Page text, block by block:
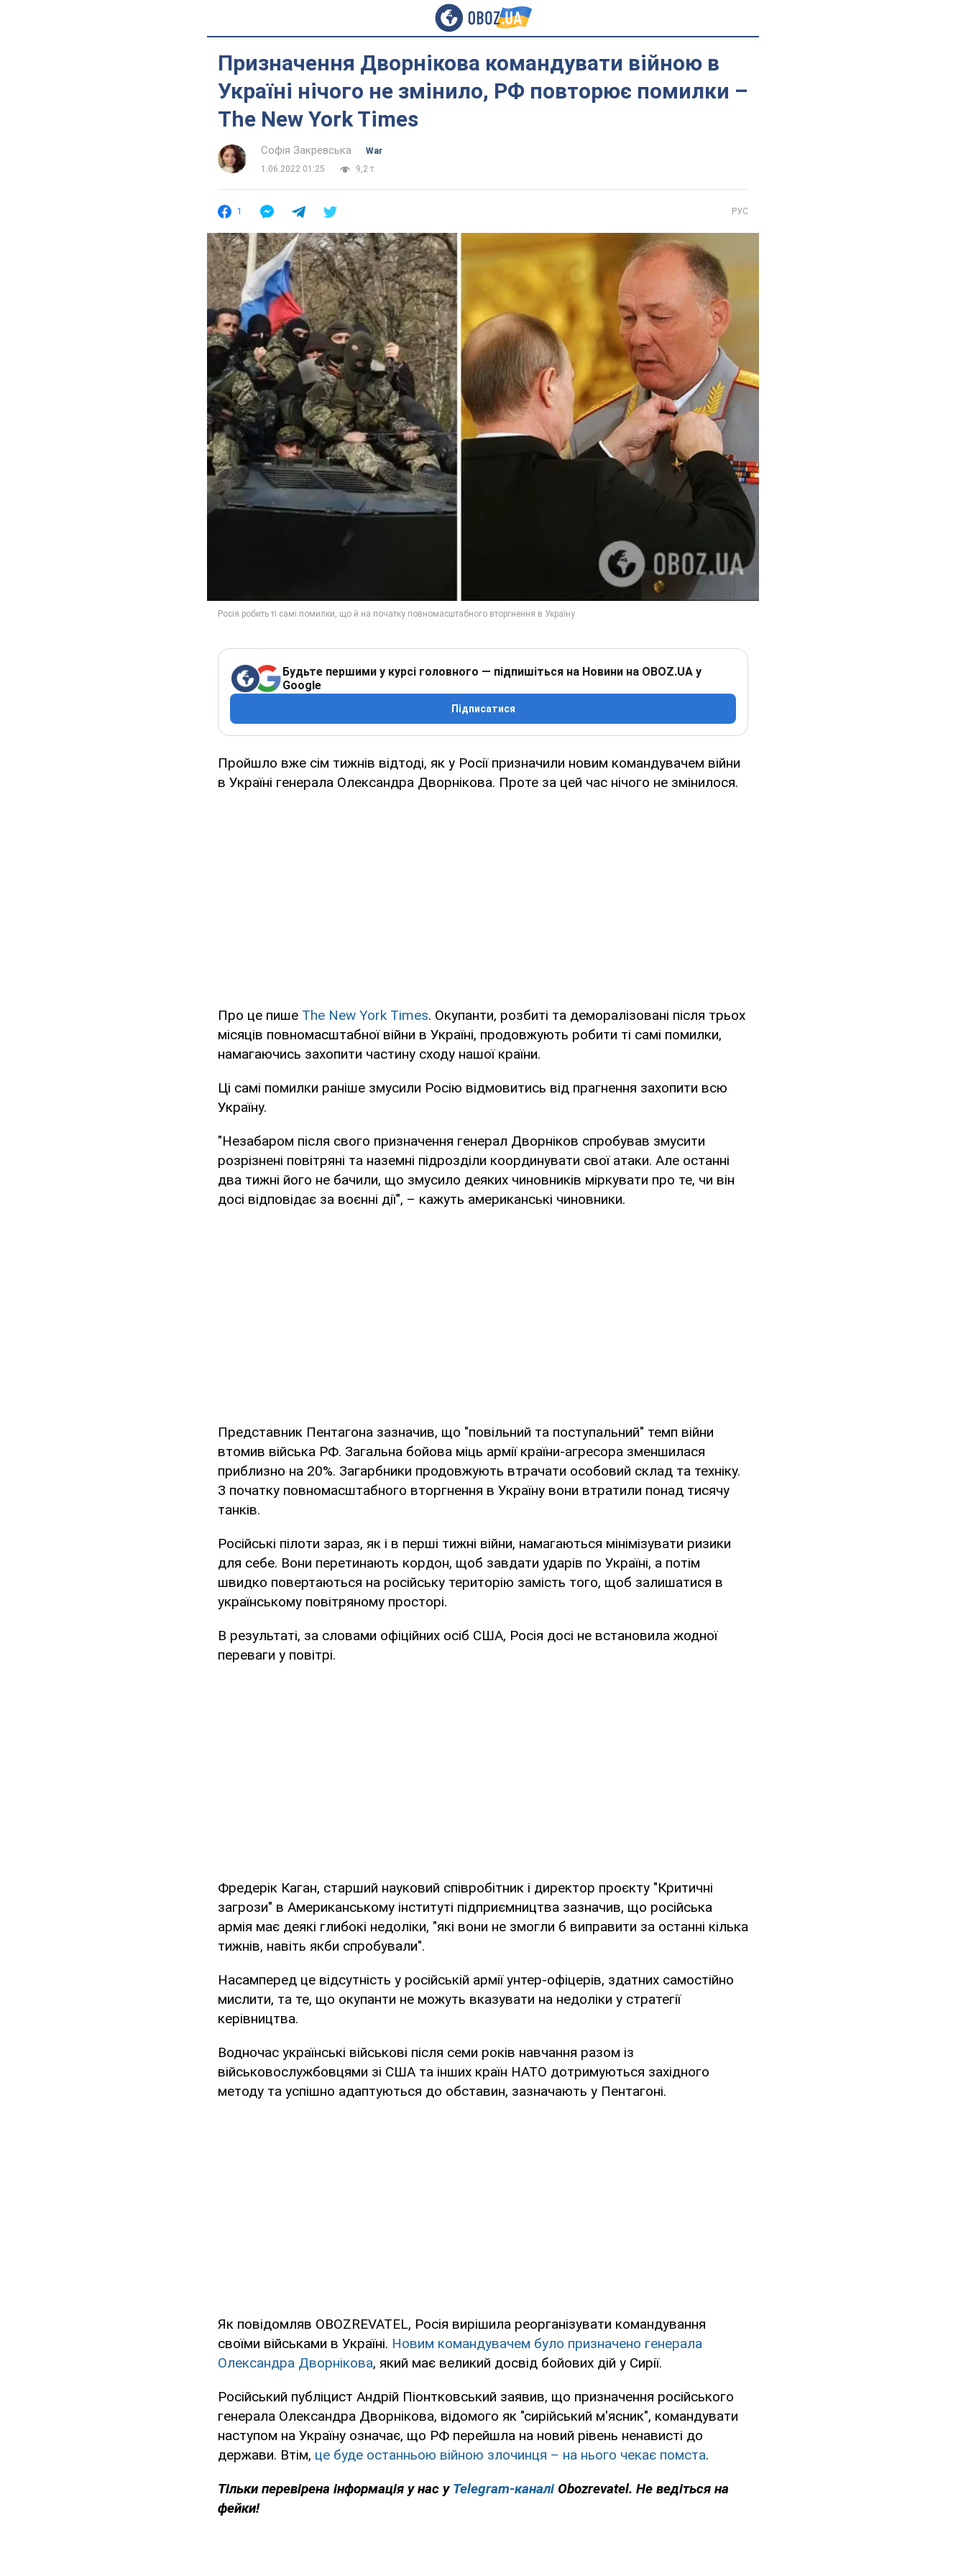
Призначення Дворнікова командувати війною в
Україні нічого не змінило, РФ повторює помилки –
The New York Times
Софія Закревська
War
1.06.2022 01:25
9,2 т.
1 РУС
Будьте першими у курсі головного — підпишіться на Новини на OBOZ.UA у
Google
Підписатися
Пройшло вже сім тижнів відтоді, як у Росії призначили новим командувачем війни
в Україні генерала Олександра Дворнікова. Проте за цей час нічого не змінилося.
Про це пише The New York Times. Окупанти, розбиті та деморалізовані після трьох
місяців повномасштабної війни в Україні, продовжують робити ті самі помилки,
намагаючись захопити частину сходу нашої країни.
Ці самі помилки раніше змусили Росію відмовитись від прагнення захопити всю
Україну.
"Незабаром після свого призначення генерал Дворніков спробував змусити
розрізнені повітряні та наземні підрозділи координувати свої атаки. Але останні
два тижні його не бачили, що змусило деяких чиновників міркувати про те, чи він
досі відповідає за воєнні дії", – кажуть американські чиновники.
Представник Пентагона зазначив, що "повільний та поступальний" темп війни
втомив війська РФ. Загальна бойова міць армії країни-агресора зменшилася
приблизно на 20%. Загарбники продовжують втрачати особовий склад та техніку.
З початку повномасштабного вторгнення в Україну вони втратили понад тисячу
танків.
Російські пілоти зараз, як і в перші тижні війни, намагаються мінімізувати ризики
для себе. Вони перетинають кордон, щоб завдати ударів по Україні, а потім
швидко повертаються на російську територію замість того, щоб залишатися в
українському повітряному просторі.
В результаті, за словами офіційних осіб США, Росія досі не встановила жодної
переваги у повітрі.
Фредерік Каган, старший науковий співробітник і директор проєкту "Критичні
загрози" в Американському інституті підприємництва зазначив, що російська
армія має деякі глибокі недоліки, "які вони не змогли б виправити за останні кілька
тижнів, навіть якби спробували".
Насамперед це відсутність у російській армії унтер-офіцерів, здатних самостійно
мислити, та те, що окупанти не можуть вказувати на недоліки у стратегії
керівництва.
Водночас українські військові після семи років навчання разом із
військовослужбовцями зі США та інших країн НАТО дотримуються західного
методу та успішно адаптуються до обставин, зазначають у Пентагоні.
Як повідомляв OBOZREVATEL, Росія вирішила реорганізувати командування
своїми військами в Україні. Новим командувачем було призначено генерала
Олександра Дворнікова, який має великий досвід бойових дій у Сирії.
Російський публіцист Андрій Піонтковський заявив, що призначення російського
генерала Олександра Дворнікова, відомого як "сирійський м'ясник", командувати
наступом на Україну означає, що РФ перейшла на новий рівень ненависті до
держави. Втім, це буде останньою війною злочинця – на нього чекає помста.
Тільки перевірена інформація у нас у Telegram-каналі Obozrevatel. Не ведіться на
фейки!